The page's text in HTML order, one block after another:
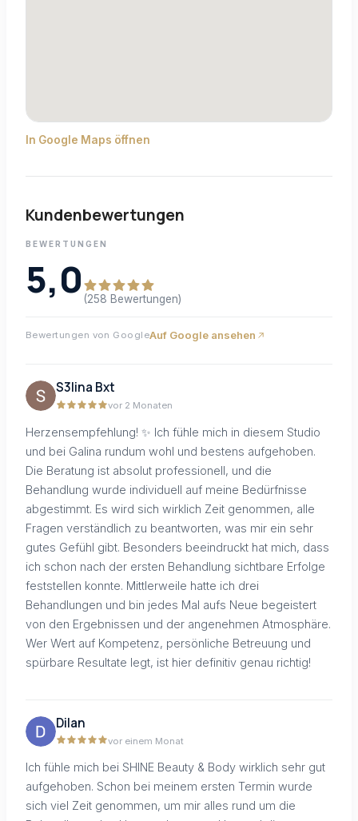
In Google Maps öffnen
Kundenbewertungen
BEWERTUNGEN
5,0 (258 Bewertungen)
Bewertungen von GoogleAuf Google ansehen
S3lina Bxt
vor 2 Monaten
Herzensempfehlung! ✨ Ich fühle mich in diesem Studio
und bei Galina rundum wohl und bestens aufgehoben.
Die Beratung ist absolut professionell, und die
Behandlung wurde individuell auf meine Bedürfnisse
abgestimmt. Es wird sich wirklich Zeit genommen, alle
Fragen verständlich zu beantworten, was mir ein sehr
gutes Gefühl gibt. Besonders beeindruckt hat mich, dass
ich schon nach der ersten Behandlung sichtbare Erfolge
feststellen konnte. Mittlerweile hatte ich drei
Behandlungen und bin jedes Mal aufs Neue begeistert
von den Ergebnissen und der angenehmen Atmosphäre.
Wer Wert auf Kompetenz, persönliche Betreuung und
spürbare Resultate legt, ist hier definitiv genau richtig!
Dilan
vor einem Monat
Ich fühle mich bei SHINE Beauty & Body wirklich sehr gut
aufgehoben. Schon bei meinem ersten Termin wurde
sich viel Zeit genommen, um mir alles rund um die